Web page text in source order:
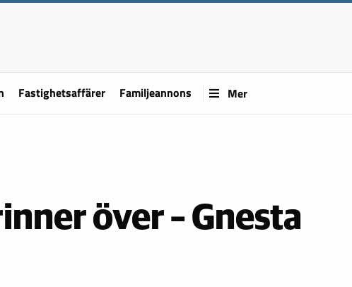
Fastighetsaffärer Familjeannons Mer
över – Gnesta